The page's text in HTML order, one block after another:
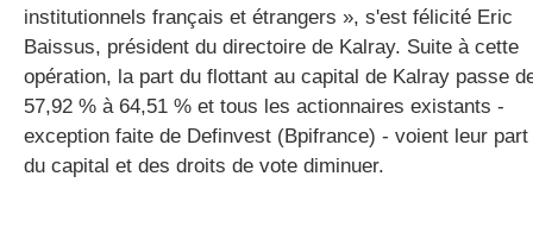
institutionnels français et étrangers », s'est félicité Eric
Baissus, président du directoire de Kalray. Suite à cette
opération, la part du flottant au capital de Kalray passe
57,92 % à 64,51 % et tous les actionnaires existants -
exception faite de Definvest (Bpifrance) - voient leur part
du capital et des droits de vote diminuer.